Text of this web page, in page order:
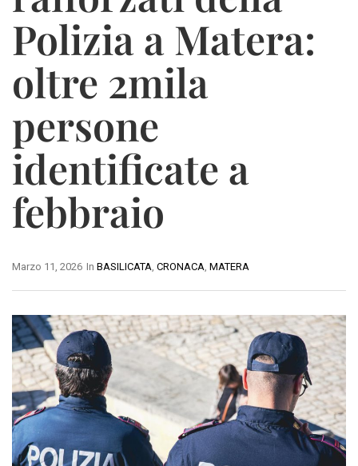
Polizia a Matera:
oltre 2mila
persone
identificate a
febbraio
In BASILICATA, CRONACA, MATERA
Marzo 11, 2026